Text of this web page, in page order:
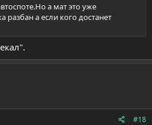
а мат это уже
разбан а если кого достанет
#18